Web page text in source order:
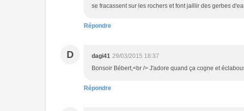
se fracassent sur les rochers et font jaillir des gerbes
Répondre
D dagi41 29/03/2015 18:37
Bonsoir Bébert,<br /> J'adore quand ça cogne et
Répondre